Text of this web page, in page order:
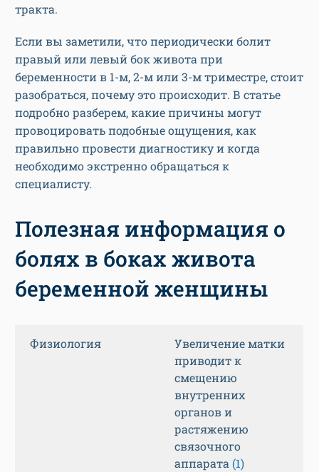
тракта.
Если вы заметили, что периодически болит
правый или левый бок живота при
беременности в 1-м, 2-м или 3-м триместре, стоит
разобраться, почему это происходит. В статье
подробно разберем, какие причины могут
провоцировать подобные ощущения, как
правильно провести диагностику и когда
необходимо экстренно обращаться к
специалисту.
Полезная информация о
болях в боках живота
беременной женщины
Физиология
Увеличение матки
приводит к
смещению
внутренних
органов и
растяжению
связочного
аппарата (1)